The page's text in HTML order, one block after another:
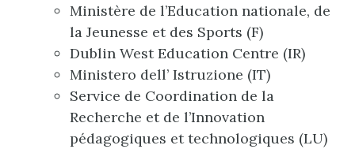
Ministère de l’Education nationale, de
la Jeunesse et des Sports (F)
Dublin West Education Centre (IR)
Ministero dell’ Istruzione (IT)
Service de Coordination de la
Recherche et de l’Innovation
pédagogiques et technologiques (LU)